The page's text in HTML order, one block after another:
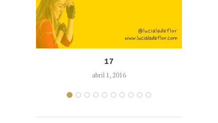
17
abril 1, 2016